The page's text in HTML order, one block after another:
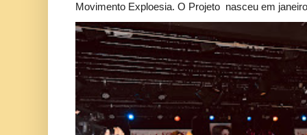
Movimento Exploesia. O Projeto nasceu em